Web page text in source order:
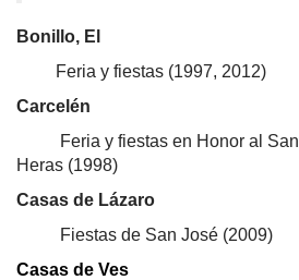
Bonillo, El
Feria y fiestas (1997, 2012)
Carcelén
Feria y fiestas en Honor al
Heras (1998)
Casas de Lázaro
Fiestas de San José (2009)
Casas de Ves